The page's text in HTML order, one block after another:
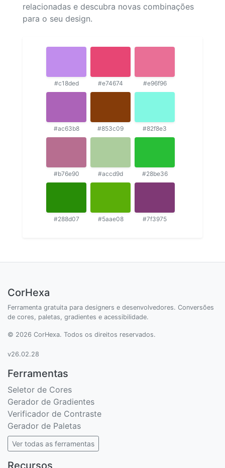
relacionadas e descubra novas combinações
para o seu design.
#c18ded #e74674 #e96f96
#ac63b8 #853c09 #82f8e3
#b76e90 #accd9d #28be36
#288d07 #5aae08 #7f3975
CorHexa
Ferramenta gratuita para designers e desenvolvedores. Conversões
de cores, paletas, gradientes e acessibilidade.
© 2026 CorHexa. Todos os direitos reservados.
v26.02.28
Ferramentas
Seletor de Cores
Gerador de Gradientes
Verificador de Contraste
Gerador de Paletas
Ver todas as ferramentas
Recursos